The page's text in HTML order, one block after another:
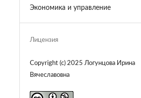
Экономика и управление
Лицензия
Copyright (c) 2025 Логунцова Ирина
Вячеславовна